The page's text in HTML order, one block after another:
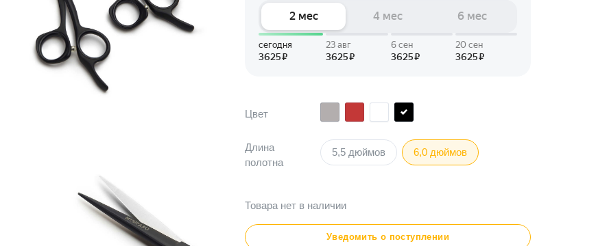
Цвет
Длина
полотна
5,5 дюймов 6,0 дюймов
Товара нет в наличии
Уведомить о поступлении